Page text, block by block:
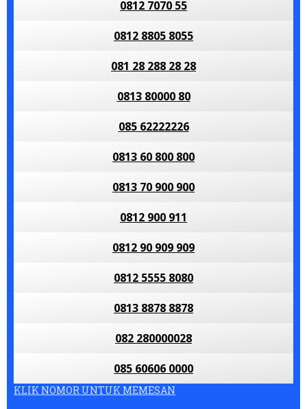
0812 7070 55
0812 8805 8055
081 28 288 28 28
0813 80000 80
085 62222226
0813 60 800 800
0813 70 900 900
0812 900 911
0812 90 909 909
0812 5555 8080
0813 8878 8878
082 280000028
085 60606 0000
KLIK NOMOR UNTUK MEMESAN